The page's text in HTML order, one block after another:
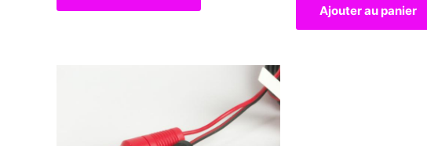
Ajouter au panier